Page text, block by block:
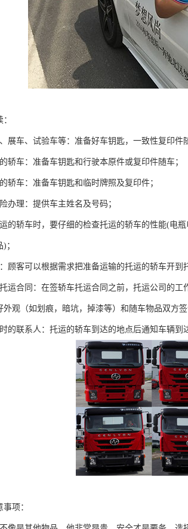
展车、试验车等：准备好车钥匙，一致性复印件
轿车：准备车钥匙和行驶本原件或复印件随车；
轿车：准备车钥匙和临时牌照及复印件；
办理：提供车主姓名及号码；
的轿车时，要仔细的检查托运的轿车的性能(电
；
顾客可以根据需求把准备运输的托运的轿车开到
运合同：在签轿车托运合同之前，托运公司的
外观（如划痕，暗坑，掉漆等）和随车物品双方签
的联系人：托运的轿车到达的地点后通知车辆
项：